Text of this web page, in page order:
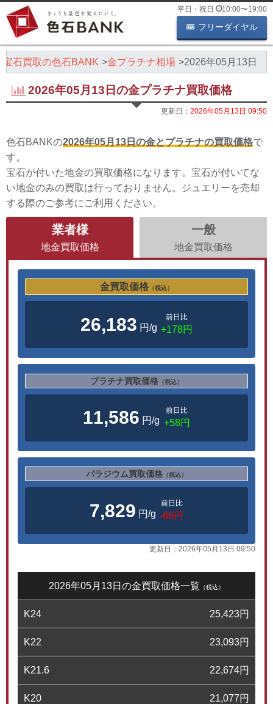
平日・祝日 10:00〜19:00
フリーダイヤル
宝石買取の色石BANK 金プラチナ相場 2026年05月13日
2026年05月13日の金プラチナ買取価格
更新日： 2026年05月13日 09:50
色石BANKの2026年05月13日の金とプラチナの買取価格で
す。
宝石が付いた地金の買取価格になります。宝石が付いてな
い地金のみの買取は行っておりません。ジュエリーを売却
する際のご参考にご利用ください。
業者様
地金買取価格
一般
地金買取価格
金買取価格 （税込）
26,183 円/g
前日比
+178円
プラチナ買取価格 （税込）
11,586 円/g
前日比
+58円
パラジウム買取価格 （税込）
7,829 円/g
前日比
-66円
更新日： 2026年05月13日 09:50
2026年05月13日の金買取価格一覧 （税込）
K24 25,423円
K22 23,093円
K21.6 22,674円
K20 21,077円